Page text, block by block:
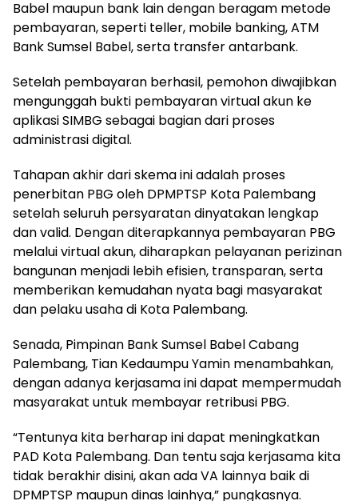
Babel maupun bank lain dengan beragam metode
pembayaran, seperti teller, mobile banking, ATM
Bank Sumsel Babel, serta transfer antarbank.
Setelah pembayaran berhasil, pemohon diwajibkan
mengunggah bukti pembayaran virtual akun ke
aplikasi SIMBG sebagai bagian dari proses
administrasi digital.
Tahapan akhir dari skema ini adalah proses
penerbitan PBG oleh DPMPTSP Kota Palembang
setelah seluruh persyaratan dinyatakan lengkap
dan valid. Dengan diterapkannya pembayaran PBG
melalui virtual akun, diharapkan pelayanan perizinan
bangunan menjadi lebih efisien, transparan, serta
memberikan kemudahan nyata bagi masyarakat
dan pelaku usaha di Kota Palembang.
Senada, Pimpinan Bank Sumsel Babel Cabang
Palembang, Tian Kedaumpu Yamin menambahkan,
dengan adanya kerjasama ini dapat mempermudah
masyarakat untuk membayar retribusi PBG.
“Tentunya kita berharap ini dapat meningkatkan
PAD Kota Palembang. Dan tentu saja kerjasama kita
tidak berakhir disini, akan ada VA lainnya baik di
DPMPTSP maupun dinas lainhya,” pungkasnya.